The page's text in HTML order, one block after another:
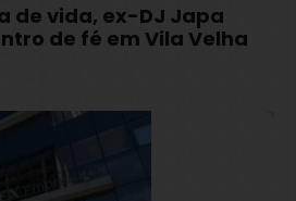
de vida, ex-DJ Japa
de fé em Vila Velha